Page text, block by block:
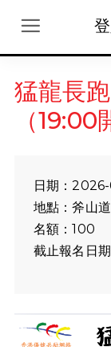
猛龍長
（19:00
日期：
地點：斧山
名額：100
截止報名日